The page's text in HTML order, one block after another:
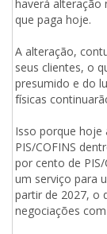
haverá alteração
que paga hoje.
A alteração,
seus clientes, o
presumido e do
físicas
Isso porque hoje
PIS/COFINS
por cento de
um serviço para
partir de 2027, o
negociações